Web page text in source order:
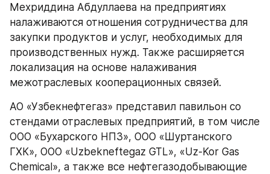
Мехриддина Абдуллаева на предприятиях
налаживаются отношения сотрудничества для
закупки продуктов и услуг, необходимых для
производственных нужд. Также расширяется
локализация на основе налаживания
межотраслевых кооперационных связей.
АО «Узбекнефтегаз» представил павильон со
стендами отраслевых предприятий, в том числе
ООО «Бухарского НПЗ», ООО «Шуртанского
ГХК», ООО «Uzbekneftegaz GTL», «Uz-Kor Gas
Chemical», а также все нефтегазодобывающие